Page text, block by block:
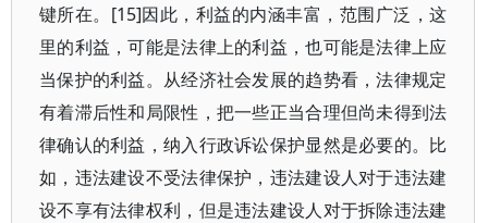
键所在。[15]因此，利益的内涵丰富，范围广泛，这
里的利益，可能是法律上的利益，也可能是法律上应
当保护的利益。从经济社会发展的趋势看，法律规定
有着滞后性和局限性，把一些正当合理但尚未得到法
律确认的利益，纳入行政诉讼保护显然是必要的。比
如，违法建设不受法律保护，违法建设人对于违法建
设不享有法律权利，但是违法建设人对于拆除违法建